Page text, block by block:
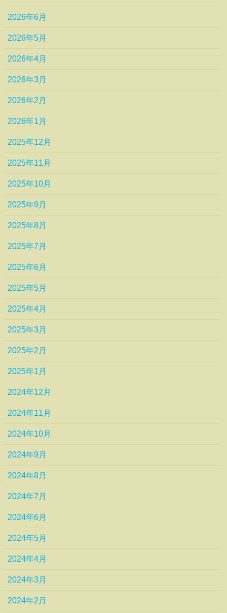
2026年6月
2026年5月
2026年4月
2026年3月
2026年2月
2026年1月
2025年12月
2025年11月
2025年10月
2025年9月
2025年8月
2025年7月
2025年6月
2025年5月
2025年4月
2025年3月
2025年2月
2025年1月
2024年12月
2024年11月
2024年10月
2024年9月
2024年8月
2024年7月
2024年6月
2024年5月
2024年4月
2024年3月
2024年2月